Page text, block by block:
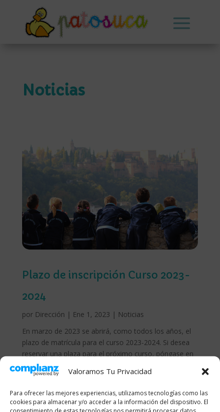
Valoramos Tu Privacidad
Para ofrecer las mejores experiencias, utilizamos tecnologías como las
cookies para almacenar y/o acceder a la información del dispositivo. El
Noticias
Plazo de inscripción Curso 2023-
2024
por Dirección | Ene 1, 2023 | Noticias
En marzo de 2023 se abrirá, como todos los años, el
plazo de matrícula para el curso 2023-2024. Si desea
reservar una plaza para el próximo curso, póngase en
contacto con nosotros para concertar una cita y
conocernos un poco más.